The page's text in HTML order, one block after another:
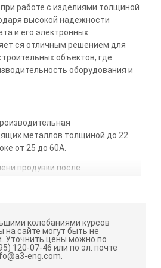
работе с изделиями толщиной
высокой надежности
и его электронных
ся отличным решением для
объектов, где
оборудования и
металлов толщиной до 22
от 25 до 60А.
продувки после
срок службы расходных частей.
показывает действительное
и гарантирует соблюдение
процесса.
колебаниями курсов
на сайте могут быть не
Уточнить цены можно по
120-07-46 или по эл. почте
eng.com.